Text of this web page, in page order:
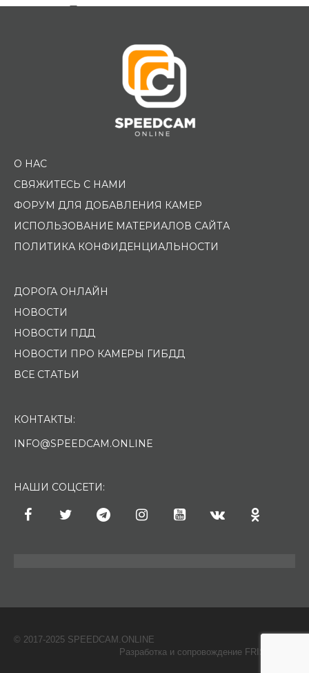
Помощь водителю
О НАС
СВЯЖИТЕСЬ С НАМИ
ФОРУМ ДЛЯ ДОБАВЛЕНИЯ КАМЕР
ИСПОЛЬЗОВАНИЕ МАТЕРИАЛОВ САЙТА
ПОЛИТИКА КОНФИДЕНЦИАЛЬНОСТИ
ДОРОГА ОНЛАЙН
НОВОСТИ
НОВОСТИ ПДД
НОВОСТИ ПРО КАМЕРЫ ГИБДД
ВСЕ СТАТЬИ
КОНТАКТЫ:
INFO@SPEEDCAM.ONLINE
НАШИ СОЦСЕТИ:
© 2017-2025 SPEEDCAM.ONLINE
Разработка и сопровождение FRISH & С